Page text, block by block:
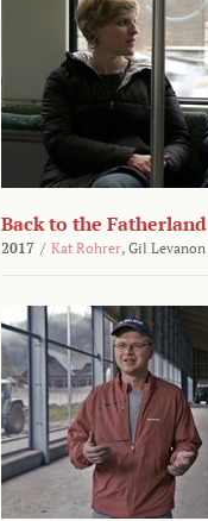
Back to the Fatherland
2017 / Kat Rohrer, Gil Levanon